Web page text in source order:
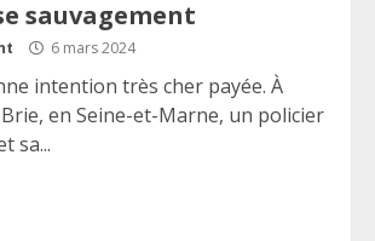
sauvagement
6 mars 2024
intention très cher payée. À
en Seine-et-Marne, un policier
sa...